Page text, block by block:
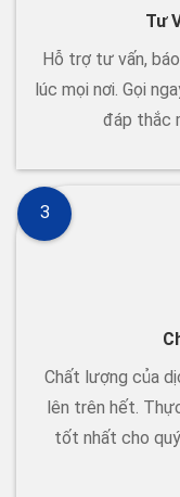
Tư
Hỗ trợ tư vấn,
lúc mọi nơi. Gọi
đáp thắc
Chất lượng của
lên trên hết.
tốt nhất cho
3